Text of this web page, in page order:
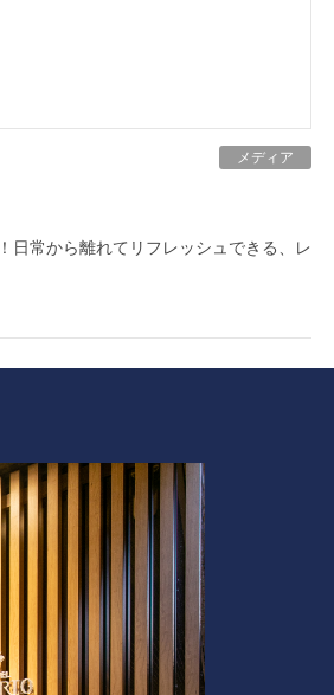
メディア
常から離れてリフレッシュできる、レ